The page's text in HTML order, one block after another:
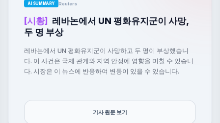
AI SUMMARY Reuters
[시황]
레바논에서 UN 평화유지군이 사망,
두 명 부상
레바논에서 UN 평화유지군이 사망하고 두 명이 부상했습니
다. 이 사건은 국제 관계와 지역 안정에 영향을 미칠 수 있습니
다. 시장은 이 뉴스에 반응하여 변동이 있을 수 있습니다.
기사 원문 보기